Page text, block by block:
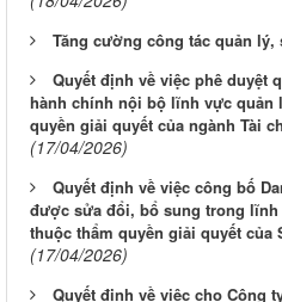
Tăng cường công tác quản lý,
Quyết định về việc phê duyệt
hành chính nội bộ lĩnh vực quản
quyền giải quyết của ngành Tài
(17/04/2026)
Quyết định về việc công bố
được sửa đổi, bổ sung trong
thuộc thẩm quyền giải quyết của
(17/04/2026)
Quyết định về việc cho Công